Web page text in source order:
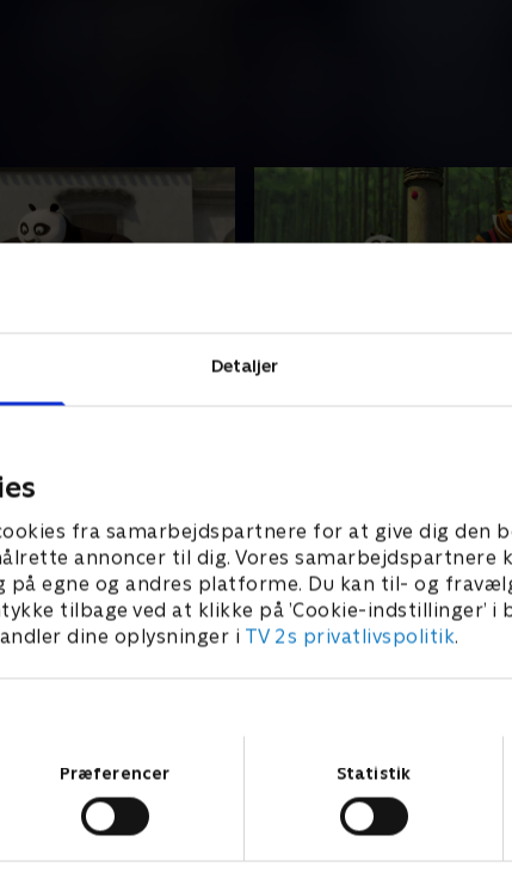
Detaljer
fra samarbejdspartnere for at give dig den
annoncer til dig. Vores samarbejdspartnere
egne og andres platforme. Du kan til- og
tilbage ved at klikke på ’Cookie-indstillinger’ i
dine oplysninger i TV 2s privatlivspolitik.
Præferencer Statistik
og Po
22 min
4. Kædereaktion